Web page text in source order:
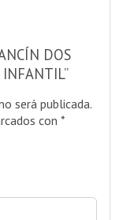
DOS
será publicada.
con *